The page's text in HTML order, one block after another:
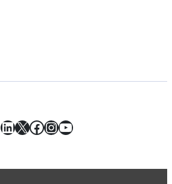
LinkedIn
X Facebook
Instagram
YouTube